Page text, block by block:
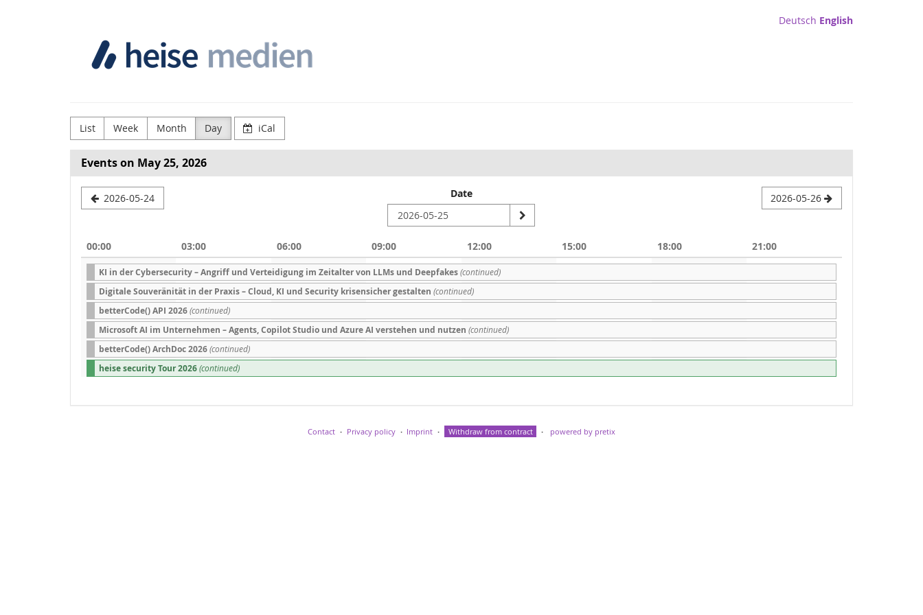
Medien
&
Co.
KG
Deutsch English
List Week Month Day iCal
Events on May 25, 2026
2026-05-24
to
display
Date 2026-05-26
00:00 03:00 06:00 09:00 12:00 15:00 18:00 21:00
KI in der Cybersecurity – Angriff und Verteidigung im Zeitalter von LLMs und Deepfakes(continued)
Digitale Souveränität in der Praxis – Cloud, KI und Security krisensicher gestalten (continued)
betterCode() API 2026(continued)
Microsoft AI im Unternehmen – Agents, Copilot Studio und Azure AI verstehen und nutzen (continued)
betterCode() ArchDoc 2026(continued)
heise security Tour 2026(continued)
Contact Privacy policy Imprint Withdraw from contract powered by pretix